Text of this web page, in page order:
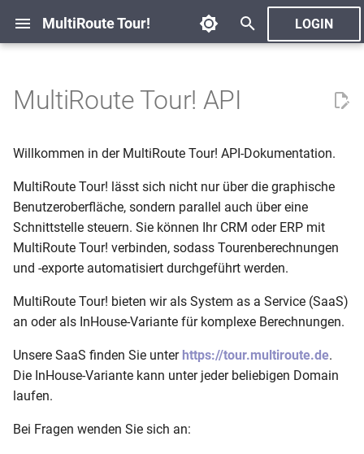
MultiRoute Tour!
c
w
i
i
i
LOGIN
Übersicht
Einführung
1. Upload
2. Planung
3. Flotten
4. Touren
Wochenplanung
Tipps & Tricks
FAQ
Autoteile Zulieferer
Reifenhandel Logistik
Außendienst
Bäckerei und
Brötchenlieferdienste
Spedition
Winterdienst
Archiv 2026
2025
2024
2023
2022
Kategorien
Blog
Python
PHP
MultiRoute Tour! API
Willkommen in der MultiRoute Tour! API-Dokumentation.
MultiRoute Tour! lässt sich nicht nur über die graphische
Benutzeroberfläche, sondern parallel auch über eine
Schnittstelle steuern. Sie können Ihr CRM oder ERP mit
MultiRoute Tour! verbinden, sodass Tourenberechnungen
und -exporte automatisiert durchgeführt werden.
MultiRoute Tour! bieten wir als System as a Service (SaaS)
an oder als InHouse-Variante für komplexe Berechnungen.
Unsere SaaS finden Sie unter https://tour.multiroute.de.
Die InHouse-Variante kann unter jeder beliebigen Domain
laufen.
Bei Fragen wenden Sie sich an: